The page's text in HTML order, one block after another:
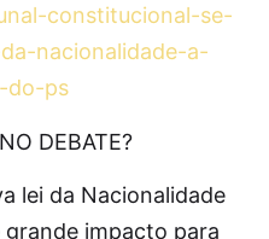
constitucional-se-
nacionalidade-a-
do-ps
DEBATE?
lei da Nacionalidade
impacto para